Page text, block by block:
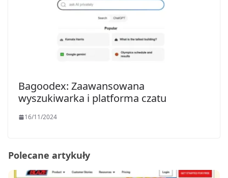
Bagoodex: Zaawansowana
wyszukiwarka i platforma czatu
16/11/2024
Polecane artykuły